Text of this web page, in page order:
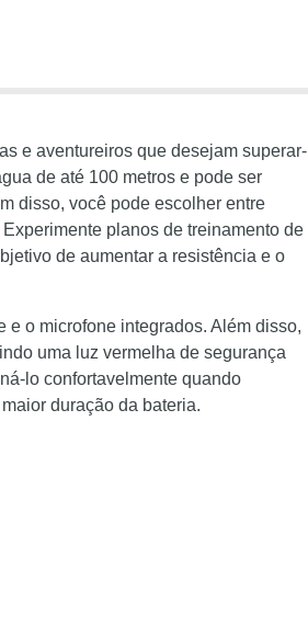
e aventureiros que desejam superar-
de até 100 metros e pode ser
disso, você pode escolher entre
planos de treinamento de
de aumentar a resistência e o
o microfone integrados. Além disso,
uma luz vermelha de segurança
lo confortavelmente quando
duração da bateria.